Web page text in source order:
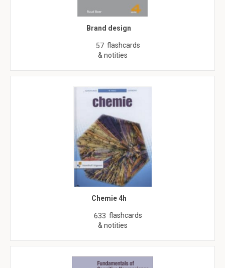
Brand design
57 flashcards
& notities
Chemie 4h
633 flashcards
& notities